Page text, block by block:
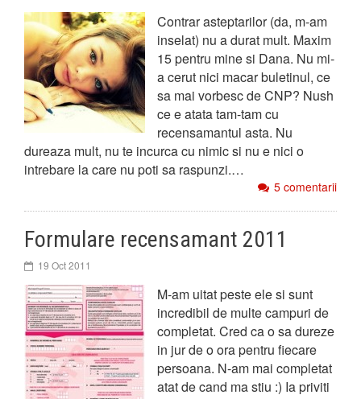
Contrar asteptarilor (da, m-am
inselat) nu a durat mult. Maxim
15 pentru mine si Dana. Nu mi-
a cerut nici macar buletinul, ce
sa mai vorbesc de CNP? Nush
ce e atata tam-tam cu
recensamantul asta. Nu
dureaza mult, nu te incurca cu nimic si nu e nici o
intrebare la care nu poti sa raspunzi.…
5 comentarii
Formulare recensamant 2011
19 Oct 2011
M-am uitat peste ele si sunt
incredibil de multe campuri de
completat. Cred ca o sa dureze
in jur de o ora pentru fiecare
persoana. N-am mai completat
atat de cand ma stiu :) Ia priviti